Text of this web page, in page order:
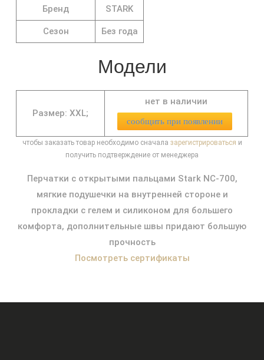
Бренд STARK
Сезон Без года
Модели
Размер: XXL;
нет в наличии
сообщить при появлении
чтобы заказать товар необходимо сначала зарегистрироваться и
получить подтверждение от менеджера
Перчатки с открытыми пальцами Stark NC-700,
мягкие подушечки на внутренней стороне и
прокладки с гелем и силиконом для большего
комфорта, дополнительные швы придают большую
прочность
Посмотреть сертификаты